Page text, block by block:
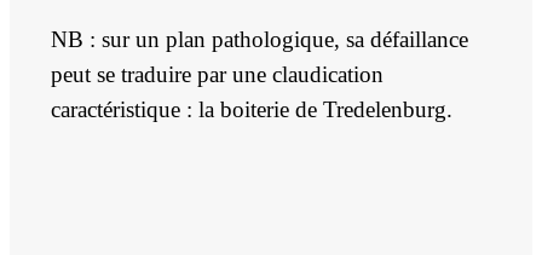
NB : sur un plan pathologique, sa défaillance
peut se traduire par une claudication
caractéristique : la boiterie de Tredelenburg.